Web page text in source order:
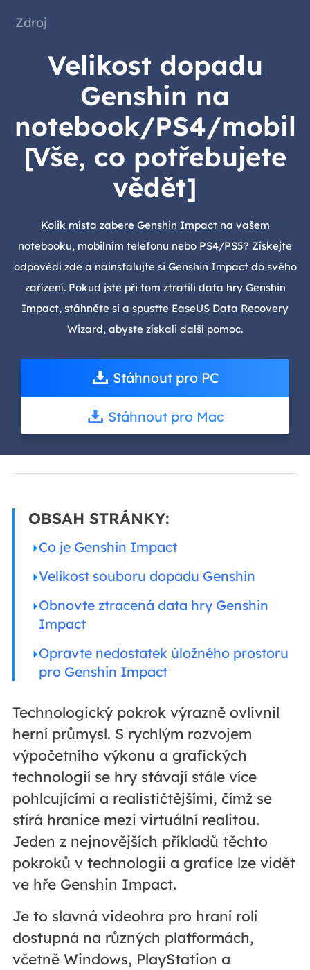
Zdroj
Velikost dopadu
Genshin na
notebook/PS4/mobil
[Vše, co potřebujete
vědět]
Kolik místa zabere Genshin Impact na vašem
notebooku, mobilním telefonu nebo PS4/PS5? Získejte
odpovědi zde a nainstalujte si Genshin Impact do svého
zařízení. Pokud jste při tom ztratili data hry Genshin
Impact, stáhněte si a spusťte EaseUS Data Recovery
Wizard, abyste získali další pomoc.
Stáhnout pro PC
Stáhnout pro Mac
OBSAH STRÁNKY:
Co je Genshin Impact
Velikost souboru dopadu Genshin
Obnovte ztracená data hry Genshin
Impact
Opravte nedostatek úložného prostoru
pro Genshin Impact
Technologický pokrok výrazně ovlivnil
herní průmysl. S rychlým rozvojem
výpočetního výkonu a grafických
technologií se hry stávají stále více
pohlcujícími a realističtějšími, čímž se
stírá hranice mezi virtuální realitou.
Jeden z nejnovějších příkladů těchto
pokroků v technologii a grafice lze vidět
ve hře Genshin Impact.
Je to slavná videohra pro hraní rolí
dostupná na různých platformách,
včetně Windows, PlayStation a